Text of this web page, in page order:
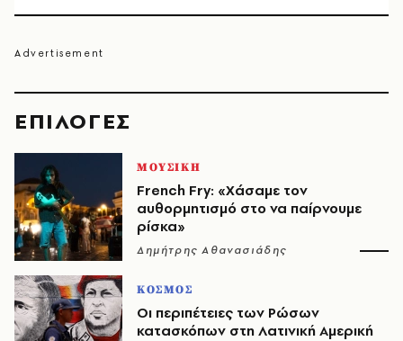
EΠΙΛΟΓΈΣ
ΜΟΥΣΙΚΗ
French Fry: «Χάσαμε τον
αυθορμητισμό στο να παίρνουμε
ρίσκα»
Δημήτρης Αθανασιάδης
ΚΟΣΜΟΣ
Οι περιπέτειες των Ρώσων
κατασκόπων στη Λατινική Αμερική